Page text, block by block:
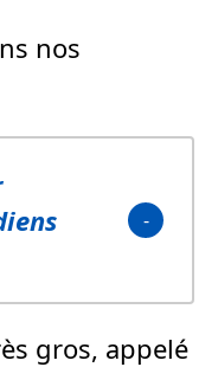
nos
gros, appelé